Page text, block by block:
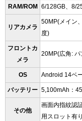
RAM/ROM 6/128GB、8/
リアカメラ
50MP(メイン、
度)
フロントカ
メラ
20MP(広角:
OS Android 14ベ
バッテリー 5,100mAh：
その他
画面内指紋認
用スロット有り